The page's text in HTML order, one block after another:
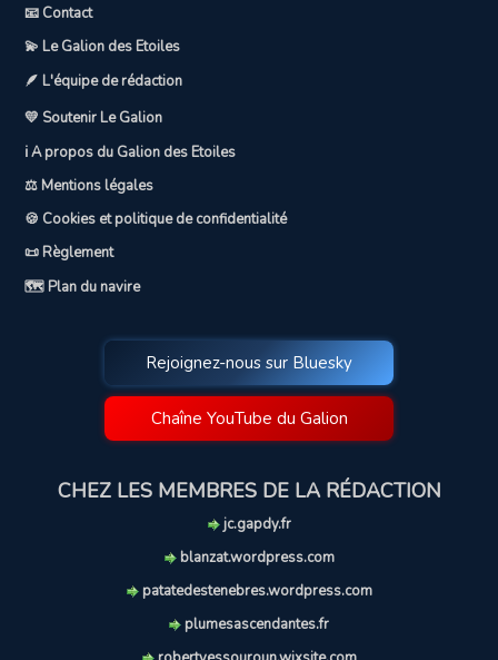
📧 Contact
💫 Le Galion des Etoiles
🪶 L'équipe de rédaction
💛 Soutenir Le Galion
ℹ️ A propos du Galion des Etoiles
⚖️ Mentions légales
🍪 Cookies et politique de confidentialité
📜 Règlement
🗺️ Plan du navire
Rejoignez-nous sur Bluesky
Chaîne YouTube du Galion
CHEZ LES MEMBRES DE LA RÉDACTION
jc.gapdy.fr
blanzat.wordpress.com
patatedestenebres.wordpress.com
plumesascendantes.fr